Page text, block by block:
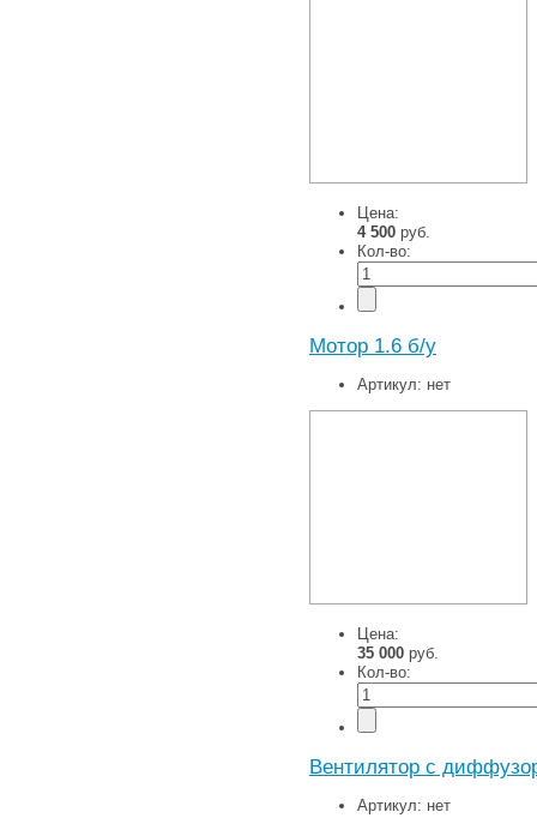
Цена:
4 500 руб.
Кол-во:
Мотор 1.6 б/у
Артикул: нет
Цена:
35 000 руб.
Кол-во:
Вентилятор с
Артикул: нет